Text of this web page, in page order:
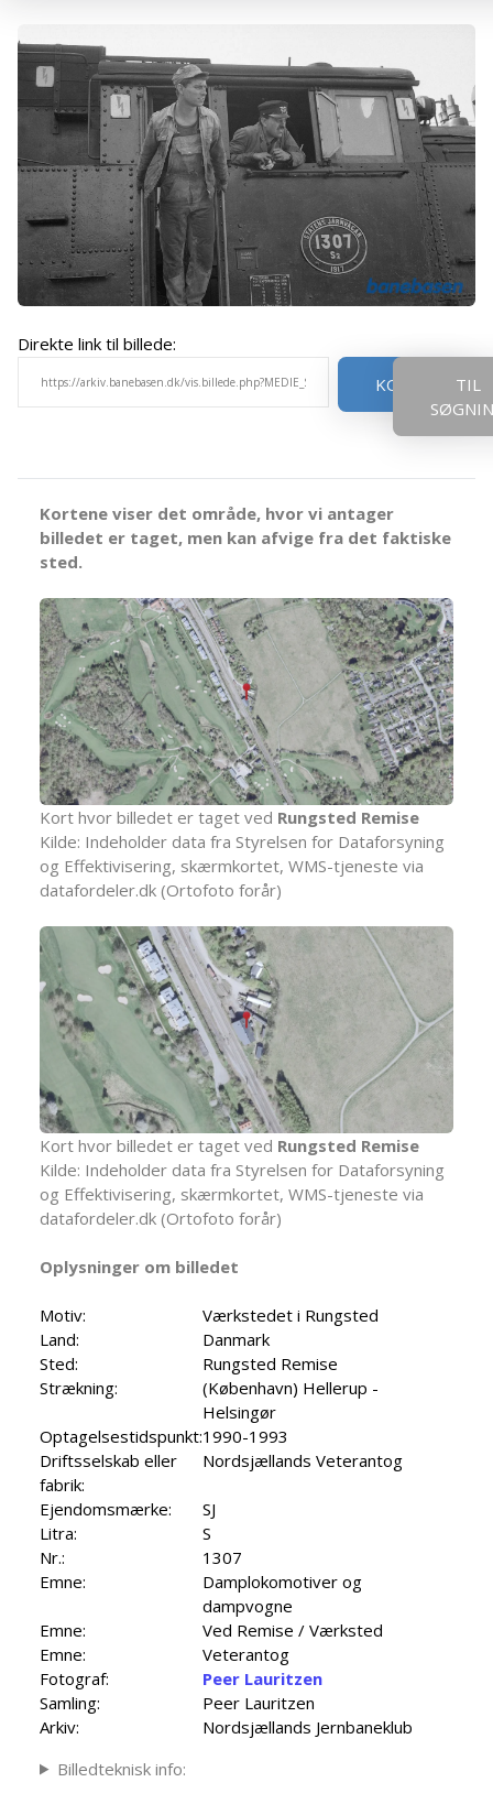
Direkte link til billede:
KOPIER
TIL
Kortene viser det område, hvor vi antager
billedet er taget, men kan afvige fra det faktiske
sted.
Kort hvor billedet er taget ved Rungsted Remise
Kilde: Indeholder data fra Styrelsen for Dataforsyning
og Effektivisering, skærmkortet, WMS-tjeneste via
datafordeler.dk (Ortofoto forår)
Kort hvor billedet er taget ved Rungsted Remise
Kilde: Indeholder data fra Styrelsen for Dataforsyning
og Effektivisering, skærmkortet, WMS-tjeneste via
datafordeler.dk (Ortofoto forår)
Oplysninger om billedet
Motiv:
Værkstedet i Rungsted
Land:
Danmark
Sted:
Rungsted Remise
Strækning:
(København) Hellerup -
Helsingør
Optagelsestidspunkt:1990-1993
Driftsselskab eller
fabrik:
Nordsjællands Veterantog
Ejendomsmærke:
SJ
Litra:
S
Nr.:
1307
Emne:
Damplokomotiver og
dampvogne
Emne:
Ved Remise / Værksted
Emne:
Veterantog
Fotograf:
Peer Lauritzen
Samling:
Peer Lauritzen
Arkiv:
Nordsjællands Jernbaneklub
Billedteknisk info: